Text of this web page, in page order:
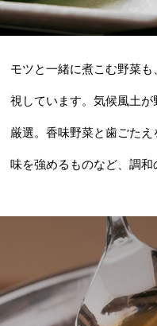
モツと一緒に煮こむ野菜
視しています。気候風土
厳選。香味野菜と歯ごた
味を強めるものなど、調和